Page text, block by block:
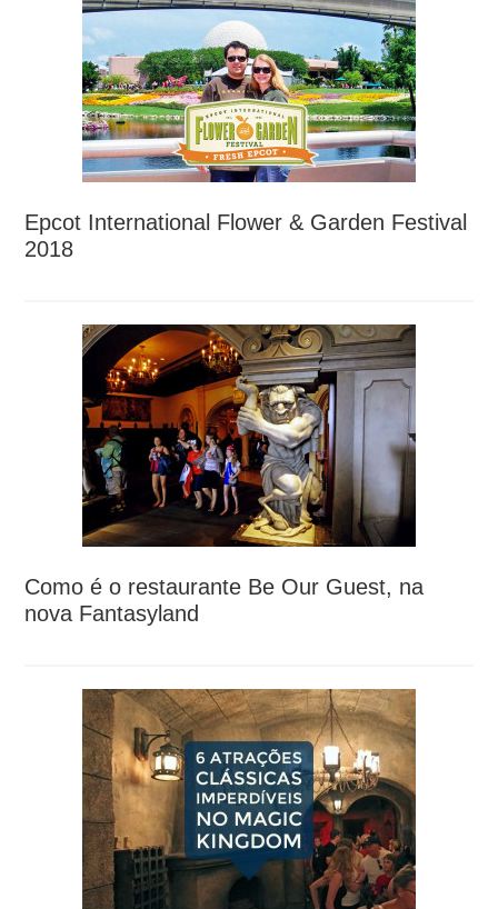
Epcot International Flower & Garden Festival
2018
Como é o restaurante Be Our Guest, na
nova Fantasyland